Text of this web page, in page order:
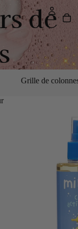
de
Grille de